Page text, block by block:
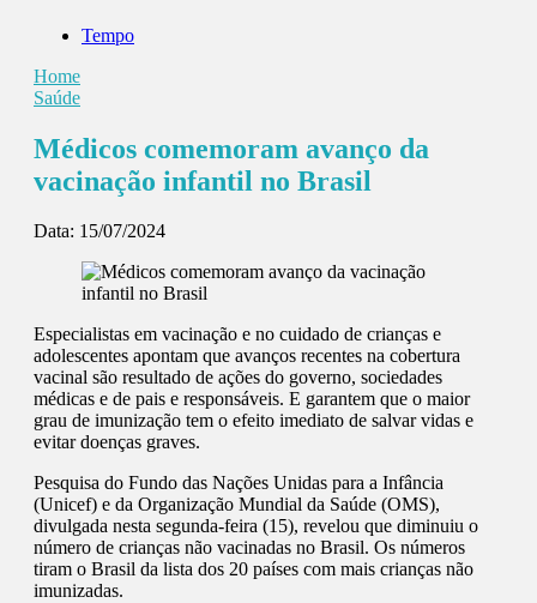
Tempo
Home
Saúde
Médicos comemoram avanço da
vacinação infantil no Brasil
Data: 15/07/2024
Especialistas em vacinação e no cuidado de crianças e
adolescentes apontam que avanços recentes na cobertura
vacinal são resultado de ações do governo, sociedades
médicas e de pais e responsáveis. E garantem que o maior
grau de imunização tem o efeito imediato de salvar vidas e
evitar doenças graves.
Pesquisa do Fundo das Nações Unidas para a Infância
(Unicef) e da Organização Mundial da Saúde (OMS),
divulgada nesta segunda-feira (15), revelou que diminuiu o
número de crianças não vacinadas no Brasil. Os números
tiram o Brasil da lista dos 20 países com mais crianças não
imunizadas.